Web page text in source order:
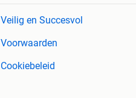
Veilig en Succesvol
Voorwaarden
Cookiebeleid